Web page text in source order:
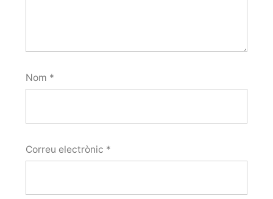
Nom *
Correu electrònic *